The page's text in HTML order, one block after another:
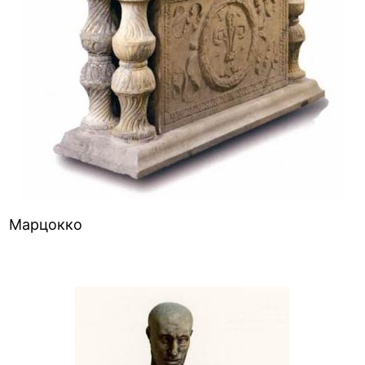
Марцокко